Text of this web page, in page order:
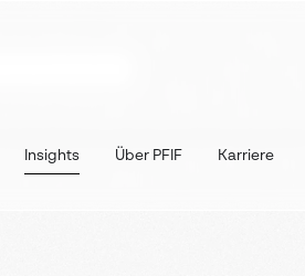
Insights Über PFIF Karriere